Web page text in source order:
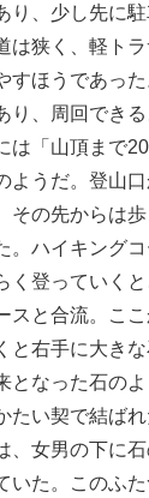
り、少し先に
は狭く、軽ト
すほうであった
、周回できる
は「山頂まで
ようだ。登山
その先からは
。ハイキング
く登っていく
スと合流。こ
と右手に大き
となった石の
たい契で結ば
、女男の下に
いた。このふ